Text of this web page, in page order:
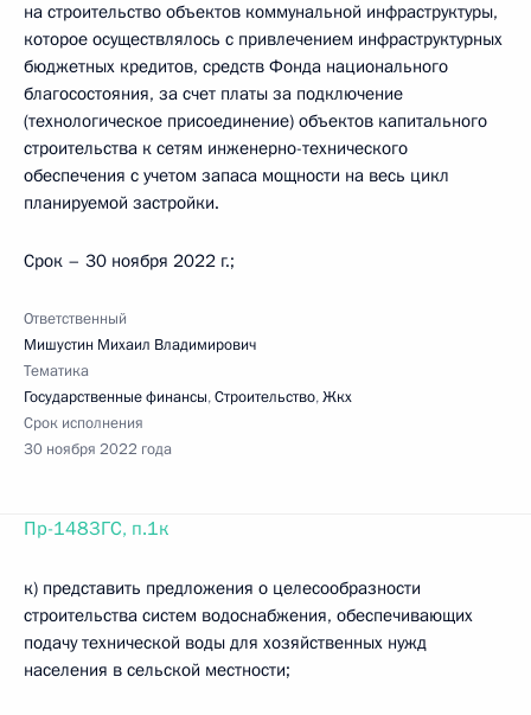
на строительство объектов коммунальной инфраструктуры,
которое осуществлялось с привлечением инфраструктурных
бюджетных кредитов, средств Фонда национального
благосостояния, за счет платы за подключение
(технологическое присоединение) объектов капитального
строительства к сетям инженерно-технического
обеспечения с учетом запаса мощности на весь цикл
планируемой застройки.
Срок – 30 ноября 2022 г.;
Ответственный
Мишустин Михаил Владимирович
Тематика
Государственные финансы,Строительство,Жкх
Срок исполнения
30 ноября 2022 года
Пр-1483ГС, п.1к
к) представить предложения о целесообразности
строительства систем водоснабжения, обеспечивающих
подачу технической воды для хозяйственных нужд
населения в сельской местности;